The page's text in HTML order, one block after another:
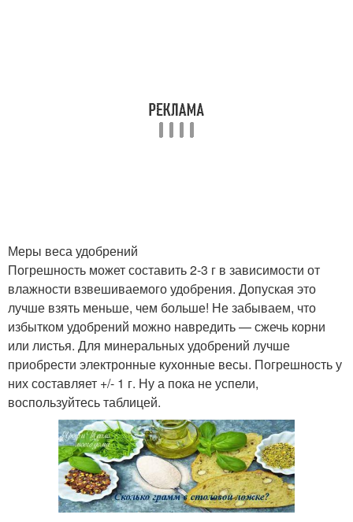
Меры веса удобрений
Погрешность может составить 2-3 г в зависимости от
влажности взвешиваемого удобрения. Допуская это
лучше взять меньше, чем больше! Не забываем, что
избытком удобрений можно навредить — сжечь корни
или листья. Для минеральных удобрений лучше
приобрести электронные кухонные весы. Погрешность у
них составляет +/- 1 г. Ну а пока не успели,
воспользуйтесь таблицей.